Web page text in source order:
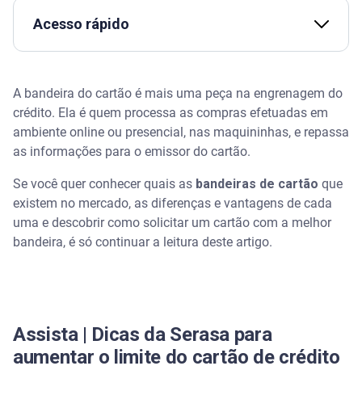
Acesso rápido
cartão de crédito
O que são e qual a importância das bandeiras de
cartão
Bandeiras de cartão: diferenças e benefícios
Bandeira Mastercard
Bandeira American Express
A bandeira do cartão é mais uma peça na engrenagem do
crédito. Ela é quem processa as compras efetuadas em
ambiente online ou presencial, nas maquininhas, e repassa
as informações para o emissor do cartão.
Se você quer conhecer quais as bandeiras de cartão que
existem no mercado, as diferenças e vantagens de cada
uma e descobrir como solicitar um cartão com a melhor
bandeira, é só continuar a leitura deste artigo.
Assista | Dicas da Serasa para
aumentar o limite do cartão de crédito